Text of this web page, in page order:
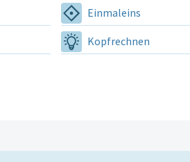
Einmaleins
Kopfrechnen